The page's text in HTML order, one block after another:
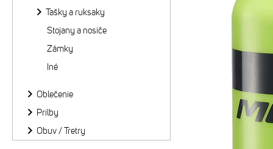
Tašky a ruksaky
Stojany a nosiče
Zámky
Iné
Oblečenie
Prilby
Obuv / Tretry